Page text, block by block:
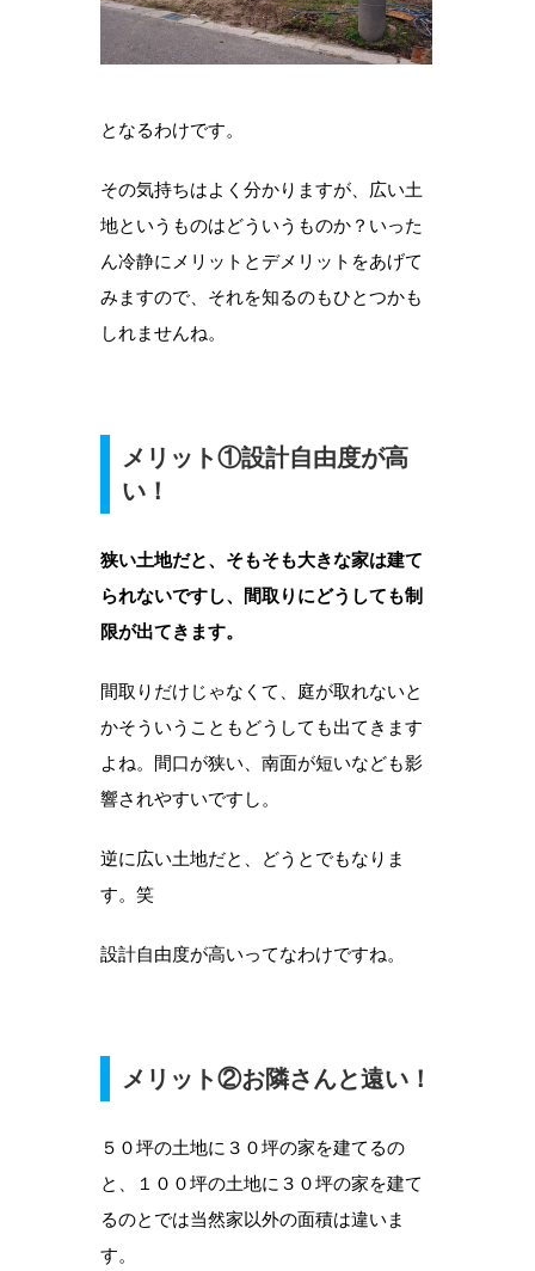
となるわけです。
その気持ちはよく分かりますが、広い土
地というものはどういうものか？いった
ん冷静にメリットとデメリットをあげて
みますので、それを知るのもひとつかも
しれませんね。
メリット①設計自由度が高
い！
狭い土地だと、そもそも大きな家は建て
られないですし、間取りにどうしても制
限が出てきます。
間取りだけじゃなくて、庭が取れないと
かそういうこともどうしても出てきます
よね。間口が狭い、南面が短いなども影
響されやすいですし。
逆に広い土地だと、どうとでもなりま
す。笑
設計自由度が高いってなわけですね。
メリット②お隣さんと遠い！
５０坪の土地に３０坪の家を建てるの
と、１００坪の土地に３０坪の家を建て
るのとでは当然家以外の面積は違いま
す。